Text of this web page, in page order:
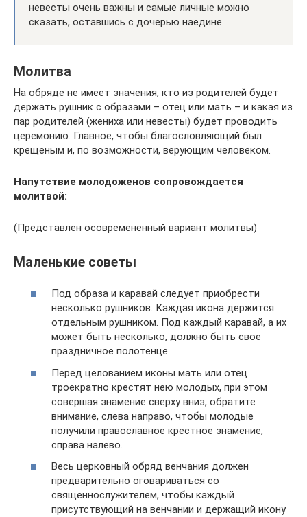
невесты очень важны и самые личные можно
сказать, оставшись с дочерью наедине.
Молитва
На обряде не имеет значения, кто из родителей будет
держать рушник с образами – отец или мать – и какая из
пар родителей (жениха или невесты) будет проводить
церемонию. Главное, чтобы благословляющий был
крещеным и, по возможности, верующим человеком.
Напутствие молодоженов сопровождается
молитвой:
(Представлен осовремененный вариант молитвы)
Маленькие советы
Под образа и каравай следует приобрести
несколько рушников. Каждая икона держится
отдельным рушником. Под каждый каравай, а их
может быть несколько, должно быть свое
праздничное полотенце.
Перед целованием иконы мать или отец
троекратно крестят нею молодых, при этом
совершая знамение сверху вниз, обратите
внимание, слева направо, чтобы молодые
получили православное крестное знамение,
справа налево.
Весь церковный обряд венчания должен
предварительно оговариваться со
священнослужителем, чтобы каждый
присутствующий на венчании и держащий икону